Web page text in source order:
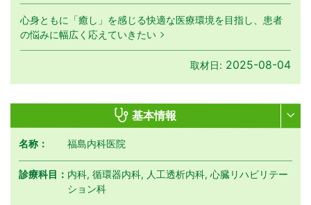
心身ともに「癒し」を感じる快適な医療環境を目指し、患者
の悩みに幅広く応えていきたい
取材日: 2025-08-04
基本情報
名称： 福島内科医院
診療科目： 内科, 循環器内科, 人工透析内科, 心臓リハビリテー
ション科